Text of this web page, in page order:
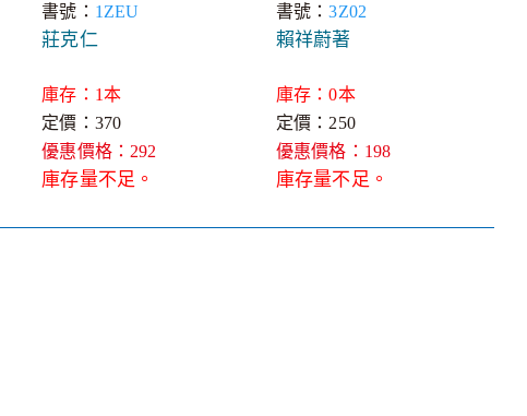
書號： 1ZEU
莊克仁
庫存：1本
定價：370
優惠價格：292
庫存量不足。
書號：3Z02
賴祥蔚著
庫存：0本
定價：250
優惠價格：198
庫存量不足。